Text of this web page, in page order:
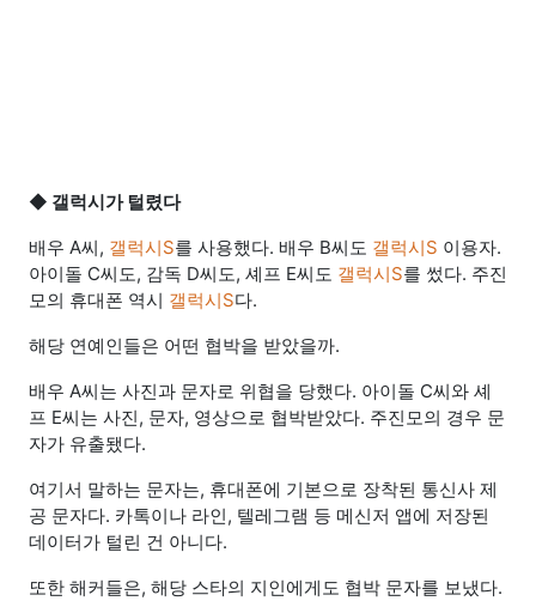
◆ 갤럭시가 털렸다
배우 A씨, 갤럭시S를 사용했다. 배우 B씨도 갤럭시S 이용자.
아이돌 C씨도, 감독 D씨도, 셰프 E씨도 갤럭시S를 썼다. 주진
모의 휴대폰 역시 갤럭시S다.
해당 연예인들은 어떤 협박을 받았을까.
배우 A씨는 사진과 문자로 위협을 당했다. 아이돌 C씨와 셰
프 E씨는 사진, 문자, 영상으로 협박받았다. 주진모의 경우 문
자가 유출됐다.
여기서 말하는 문자는, 휴대폰에 기본으로 장착된 통신사 제
공 문자다. 카톡이나 라인, 텔레그램 등 메신저 앱에 저장된
데이터가 털린 건 아니다.
또한 해커들은, 해당 스타의 지인에게도 협박 문자를 보냈다.